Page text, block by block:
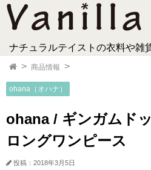
ナチュラルテイストの衣料や雑
商品情報
ohana（オハナ）
ohana / ギンガムド
ロングワンピース
投稿：2018年3月5日